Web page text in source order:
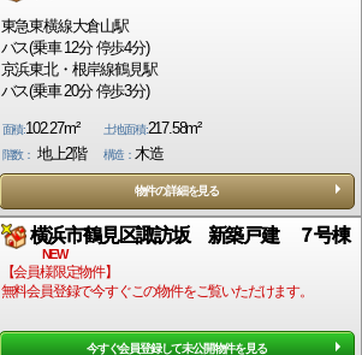
東急東横線大倉山駅
バス(乗車 12分 停歩4分)
京浜東北・根岸線鶴見駅
バス(乗車 20分 停歩3分)
面積:102.27m² 土地面積:217.58m²
階数： 地上2階 構造： 木造
物件の詳細を見る
横浜市鶴見区諏訪坂 新築戸建 ７号棟
NEW
【会員様限定物件】
無料会員登録で今すぐこの物件をご覧いただけます。
今すぐ会員登録して未公開物件を見る